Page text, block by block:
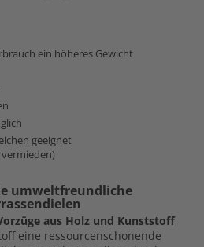
ein höheres Gewicht
geeignet
umweltfreundliche
aus Holz und Kunststoff
eine ressourcenschonende